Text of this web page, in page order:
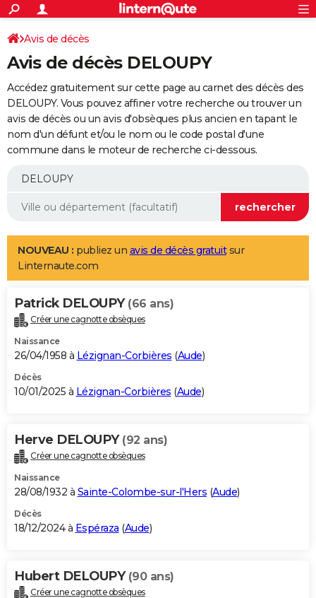
ACTUALITÉS
Politique
Société
Faits Divers
Education
Monde
Villes
+
SPORT
Coupe du monde 2026
Football
Tennis
Cyclisme
Rugby
Forum
Programme TV
TNT
Streaming
Cinéma
Sorties cinéma
Musique
+
FINANCE
Retraite
Epargne
Immobilier
Risques naturels par ville
Banque
Assurance
AUTO
Essais
Réserver un essai
Citadines
Berlines
SUV
Forum auto
+
Mobiles
Meilleur smartphone
Internet
Ordinateurs
Jeux vidéo
Guide high-tech
Aménagement intérieur
LIFESTYLE
Art de vivre
Bien-être
Loisirs
Mode
Modes de vie
Alimentation
Guide de la santé
Maladies
Médicaments
Sommeil
VOYAGE
Destinations
City break
Voyage nature
Voyage de noces
Forum
Climat
+PHOTO
GUIDES D'ACHAT
BONS PLANS
Carte de Noël
Carte Bonne année
Carte Saint-Valentin
Carte Pâques
Carte d'anniversaire
DICTIONNAIRE
Dictionnaire
Biographies
Citations
Expressions
Proverbes
PROGRAMME TV
S'inscrire
Se connecter
Lycées
Collèges
Primaires
Universités
Entreprises
Service militaire
Avis de recherche
AVIS DE DÉCÈS
Bricolage
Lifestyle
Culture
Sport
Auto
Television
Voyage
Cinema
Avis de décès
Avis de décès DELOUPY
Accédez gratuitement sur cette page au carnet des décès des
DELOUPY. Vous pouvez affiner votre recherche ou trouver un
avis de décès ou un avis d'obsèques plus ancien en tapant le
nom d'un défunt et/ou le nom ou le code postal d'une
commune dans le moteur de recherche ci-dessous.
NOUVEAU : publiez un avis de décès gratuitsur
Linternaute.com
Patrick DELOUPY (66 ans)
Créer une cagnotte obsèques
Naissance
26/04/1958 à Lézignan-Corbières (Aude)
Décès
10/01/2025 à Lézignan-Corbières (Aude)
Herve DELOUPY (92 ans)
Créer une cagnotte obsèques
Naissance
28/08/1932 à Sainte-Colombe-sur-l'Hers (Aude)
Décès
18/12/2024 à Espéraza (Aude)
Hubert DELOUPY (90 ans)
Créer une cagnotte obsèques